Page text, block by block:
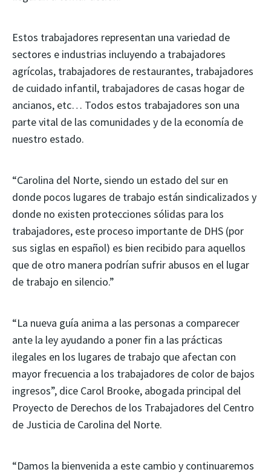
Estos trabajadores representan una variedad de
sectores e industrias incluyendo a trabajadores
agrícolas, trabajadores de restaurantes, trabajadores
de cuidado infantil, trabajadores de casas hogar de
ancianos, etc… Todos estos trabajadores son una
parte vital de las comunidades y de la economía de
nuestro estado.
“Carolina del Norte, siendo un estado del sur en
donde pocos lugares de trabajo están sindicalizados y
donde no existen protecciones sólidas para los
trabajadores, este proceso importante de DHS (por
sus siglas en español) es bien recibido para aquellos
que de otro manera podrían sufrir abusos en el lugar
de trabajo en silencio.”
“La nueva guía anima a las personas a comparecer
ante la ley ayudando a poner fin a las prácticas
ilegales en los lugares de trabajo que afectan con
mayor frecuencia a los trabajadores de color de bajos
ingresos”, dice Carol Brooke, abogada principal del
Proyecto de Derechos de los Trabajadores del Centro
de Justicia de Carolina del Norte.
“Damos la bienvenida a este cambio y continuaremos